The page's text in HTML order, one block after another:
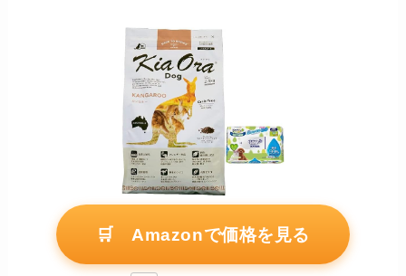
🛒 Amazonで価格を見る